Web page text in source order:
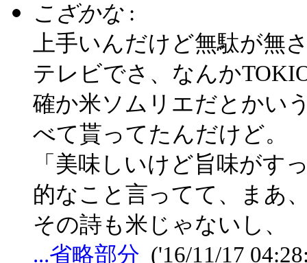
こざかな:
上手いんだけど無駄が無
テレビでさ、なんか
確か米ソムリエだとかい
べて貰ってたんだけど。
「美味しいけど旨味がす
的なこと言ってて、まあ
その詩も米じゃないし、
...省略部分 ('16/11/17